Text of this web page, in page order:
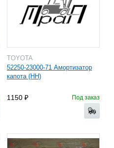
TOYOTA
52250-23000-71 Амортизатор
капота (HH)
1150 Под заказ